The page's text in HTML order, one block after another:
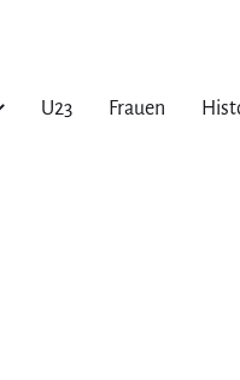
U23 Frauen